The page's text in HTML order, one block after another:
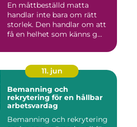
En måttbeställd matta
handlar inte bara om rätt
storlek. Den handlar om att
få en helhet som känns g...
11. jun
Bemanning och
rekrytering för en hållbar
arbetsvardag
Bemanning och rekrytering